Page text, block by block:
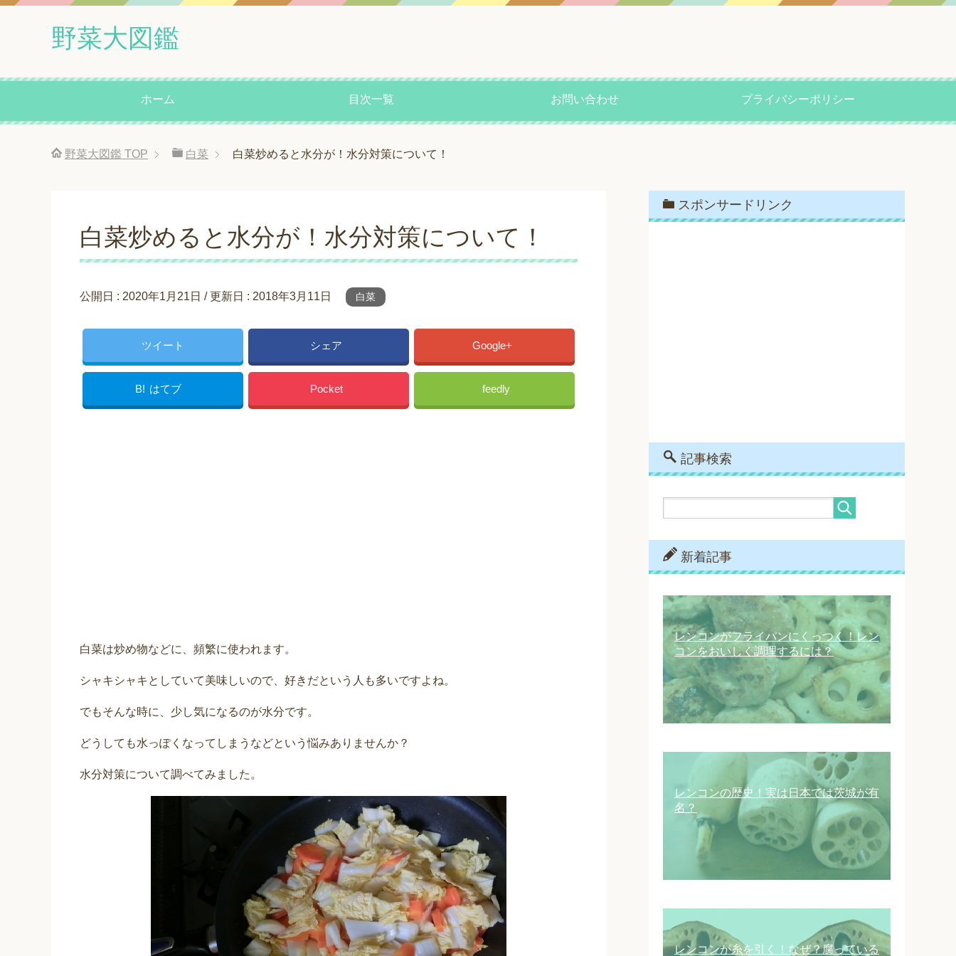
野菜大図鑑
ホーム 目次一覧 お問い合わせ プライバシーポリシー
野菜大図鑑 TOP 白菜 白菜炒めると水分が！水分対策について！
白菜炒めると水分が！水分対策について！
公開日 : 2020年1月21日 / 更新日 : 2018年3月11日 白菜
ツイート シェア Google+
B! はてブ Pocket feedly
白菜は炒め物などに、頻繁に使われます。
シャキシャキとしていて美味しいので、好きだという人も多いですよね。
でもそんな時に、少し気になるのが水分です。
どうしても水っぽくなってしまうなどという悩みありませんか？
水分対策について調べてみました。
スポンサードリンク
記事検索
新着記事
レンコンがフライパンにくっつく！レン
コンをおいしく調理するには？
レンコンの歴史！実は日本では茨城が有
名？
レンコンが糸を引く！なぜ？腐っている